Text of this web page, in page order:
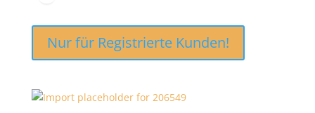
Nur für Registrierte Kunden!